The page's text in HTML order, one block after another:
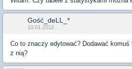
Gość_deLL_*
10.01.2012
Co to znaczy edytować? Dodawać
z nią?